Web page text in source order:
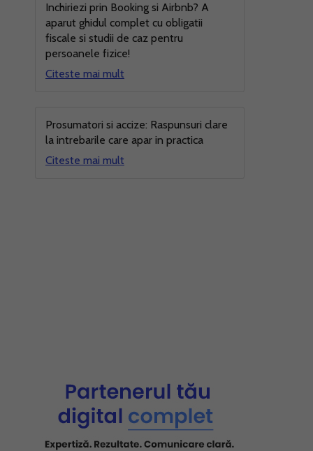
Inchiriezi prin Booking si Airbnb? A
aparut ghidul complet cu obligatii
fiscale si studii de caz pentru
persoanele fizice!
Citeste mai mult
Prosumatori si accize: Raspunsuri clare
la intrebarile care apar in practica
Citeste mai mult